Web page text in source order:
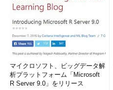
マイクロソフト、ビッグデータ解
析プラットフォーム「Microsoft
R Server 9.0」をリリース